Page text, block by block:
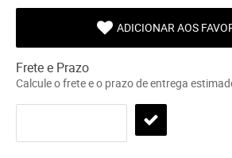
ADICIONAR AOS
Frete e Prazo
Calcule o frete e o prazo de entrega